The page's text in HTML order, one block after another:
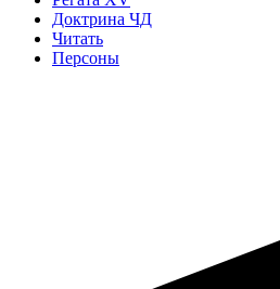
Доктрина ЧД
Читать
Персоны